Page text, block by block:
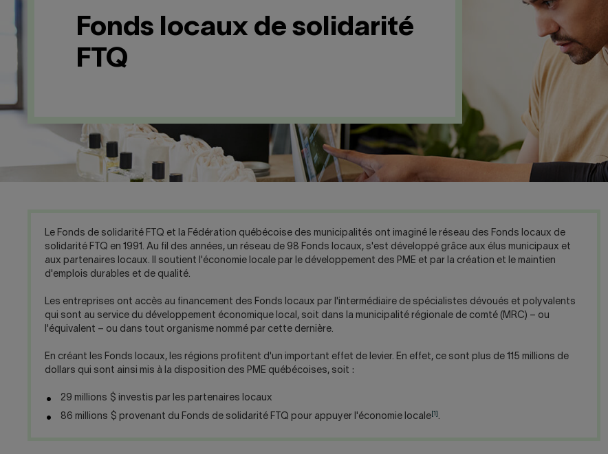
Fonds locaux de solidarité
FTQ
Le Fonds de solidarité FTQ et la Fédération québécoise des municipalités ont imaginé le réseau des Fonds locaux de
solidarité FTQ en 1991. Au fil des années, un réseau de 98 Fonds locaux, s'est développé grâce aux élus municipaux et
aux partenaires locaux. Il soutient l'économie locale par le développement des PME et par la création et le maintien
d'emplois durables et de qualité.
Les entreprises ont accès au financement des Fonds locaux par l'intermédiaire de spécialistes dévoués et polyvalents
qui sont au service du développement économique local, soit dans la municipalité régionale de comté (MRC) – ou
l'équivalent – ou dans tout organisme nommé par cette dernière.
En créant les Fonds locaux, les régions profitent d'un important effet de levier. En effet, ce sont plus de 115 millions de
dollars qui sont ainsi mis à la disposition des PME québécoises, soit :
29 millions $ investis par les partenaires locaux
86 millions $ provenant du Fonds de solidarité FTQ pour appuyer l'économie locale .